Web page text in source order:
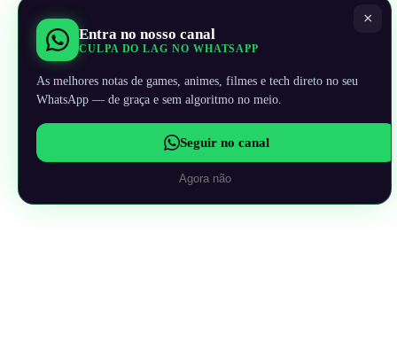
×
Entra no nosso canal
CULPA DO LAG NO WHATSAPP
As melhores notas de games, animes, filmes e tech direto no seu
WhatsApp — de graça e sem algoritmo no meio.
Seguir no canal
Agora não